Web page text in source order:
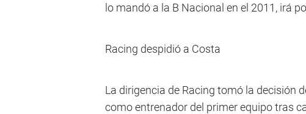
lo mandó a la B Nacional en el 2011, irá
Racing despidió a Costa
La dirigencia de Racing tomó la decisión
como entrenador del primer equipo tras